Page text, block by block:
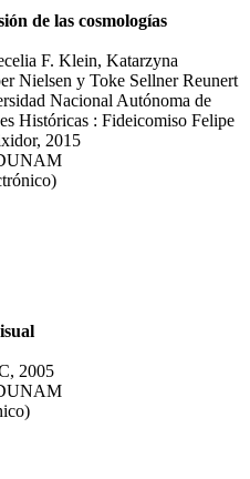
de las cosmologías
F. Klein, Katarzyna
Nielsen y Toke Sellner Reunert
Nacional Autónoma de
Históricas : Fideicomiso Felipe
2015
2005